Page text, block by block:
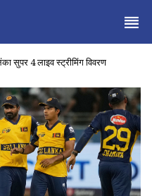
सुपर 4 लाइव स्ट्रीमिंग विवरण